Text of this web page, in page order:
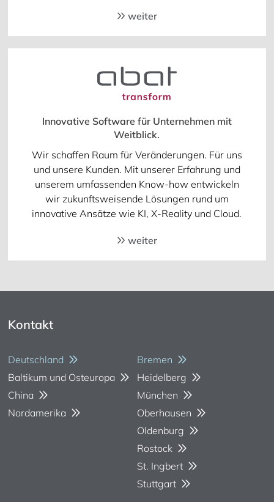
weiter
Innovative Software für Unternehmen mit
Weitblick.
Wir schaffen Raum für Veränderungen. Für uns
und unsere Kunden. Mit unserer Erfahrung und
unserem umfassenden Know-how entwickeln
wir zukunftsweisende Lösungen rund um
innovative Ansätze wie KI, X-Reality und Cloud.
weiter
Kontakt
Deutschland
Baltikum und Osteuropa
China
Nordamerika
Bremen
Heidelberg
München
Oberhausen
Oldenburg
Rostock
St. Ingbert
Stuttgart